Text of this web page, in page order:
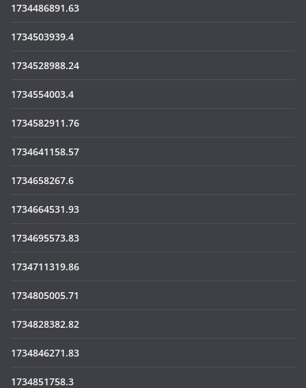
1734486891.63
1734503939.4
1734528988.24
1734554003.4
1734582911.76
1734641158.57
1734658267.6
1734664531.93
1734695573.83
1734711319.86
1734805005.71
1734828382.82
1734846271.83
1734851758.3